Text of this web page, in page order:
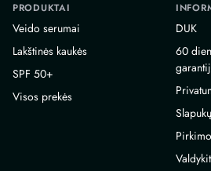
PRODUKTAI
Veido serumai
Lakštinės kaukės
SPF 50+
Visos prekės
DUK
60